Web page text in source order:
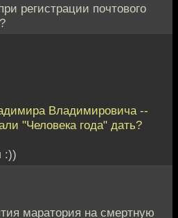
регистрации почтового
Владимировича --
"Человека года" дать?
:))
маратория на смертную